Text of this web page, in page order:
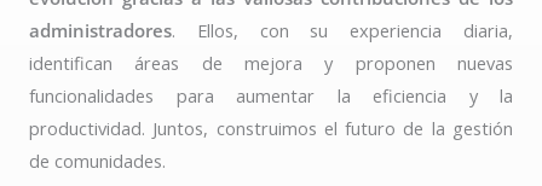
administradores. Ellos, con su experiencia diaria,
identifican áreas de mejora y proponen nuevas
funcionalidades para aumentar la eficiencia y la
productividad. Juntos, construimos el futuro de la gestión
de comunidades.